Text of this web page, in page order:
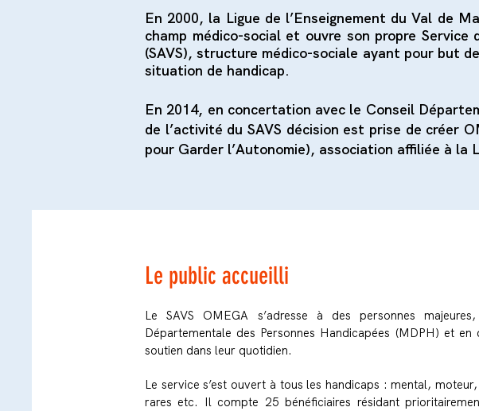
Le public accueilli
Le SAVS OMEGA s’adresse à des personnes
Départementale des Personnes Handicapées (MDPH) et
soutien dans leur quotidien.
Le service s’est ouvert à tous les handicaps : mental,
rares etc. Il compte 25 bénéficiaires résidant
En 2000, la Ligue de l’Enseignement du Val de
champ médico-social et ouvre son propre Service
(SAVS), structure médico-sociale ayant pour but
situation de handicap.
En 2014, en concertation avec le Conseil
de l’activité du SAVS décision est prise de créer
pour Garder l’Autonomie), association affiliée à la